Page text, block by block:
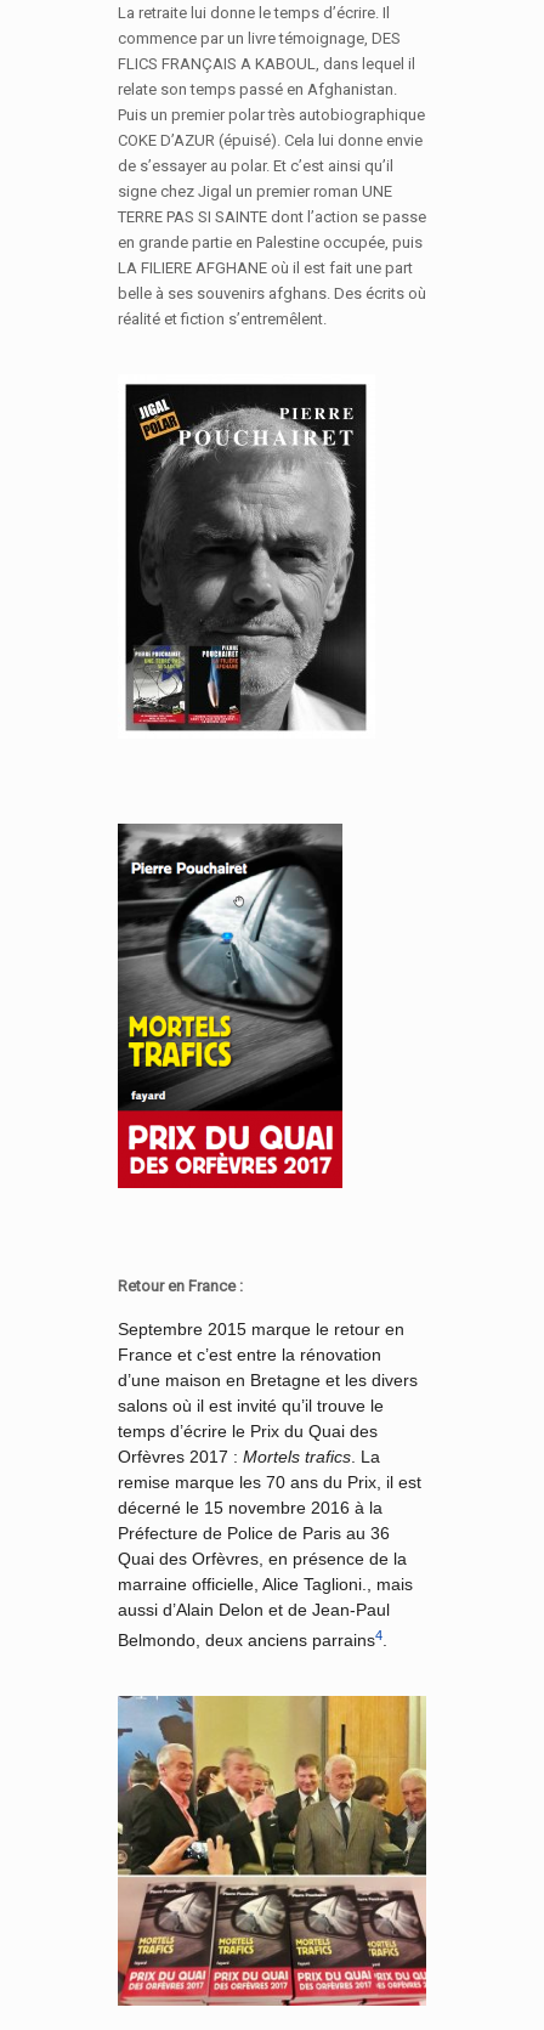
La retraite lui donne le temps d’écrire. Il
commence par un livre témoignage, DES
FLICS FRANÇAIS A KABOUL, dans lequel il
relate son temps passé en Afghanistan.
Puis un premier polar très autobiographique
COKE D’AZUR (épuisé). Cela lui donne envie
de s’essayer au polar. Et c’est ainsi qu’il
signe chez Jigal un premier roman UNE
TERRE PAS SI SAINTE dont l’action se passe
en grande partie en Palestine occupée, puis
LA FILIERE AFGHANE où il est fait une part
belle à ses souvenirs afghans. Des écrits où
réalité et fiction s’entremêlent.
Retour en France :
Septembre 2015 marque le retour en
France et c’est entre la rénovation
d’une maison en Bretagne et les divers
salons où il est invité qu’il trouve le
temps d’écrire le Prix du Quai des
Orfèvres 2017 : Mortels trafics. La
remise marque les 70 ans du Prix, il est
décerné le 15 novembre 2016 à la
Préfecture de Police de Paris au 36
Quai des Orfèvres, en présence de la
marraine officielle, Alice Taglioni., mais
aussi d’Alain Delon et de Jean-Paul
Belmondo, deux anciens parrains4.